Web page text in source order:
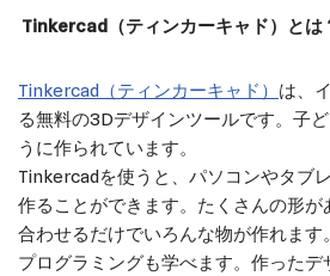
Tinkercad（ティンカーキャド）とは
Tinkercad（ティンカーキャド） は、
る無料の3Dデザインツールです。子
うに作られています。
Tinkercadを使うと、パソコンやタブ
作ることができます。たくさんの形が
合わせるだけでいろんな物が作れます
プログラミングも学べます。作った